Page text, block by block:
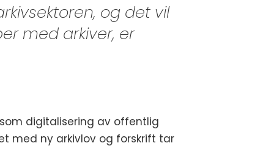
og det vil
med arkiver, er
digitalisering av offentlig
med ny arkivlov og forskrift tar